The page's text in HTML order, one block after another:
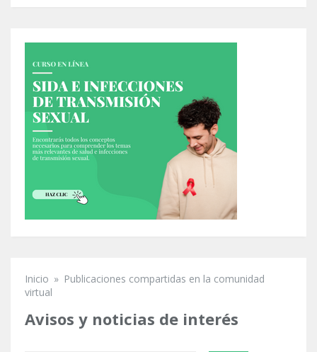
Se encuentra usted aquí
Inicio » Publicaciones compartidas en la comunidad
virtual
Avisos y noticias de interés